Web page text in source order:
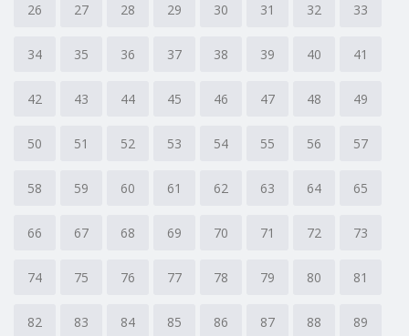
26 27 28 29 30 31 32 33
34 35 36 37 38 39 40 41
42 43 44 45 46 47 48 49
50 51 52 53 54 55 56 57
58 59 60 61 62 63 64 65
66 67 68 69 70 71 72 73
74 75 76 77 78 79 80 81
82 83 84 85 86 87 88 89